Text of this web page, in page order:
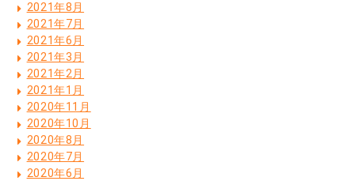
2021年8月
2021年7月
2021年6月
2021年3月
2021年2月
2021年1月
2020年11月
2020年10月
2020年8月
2020年7月
2020年6月